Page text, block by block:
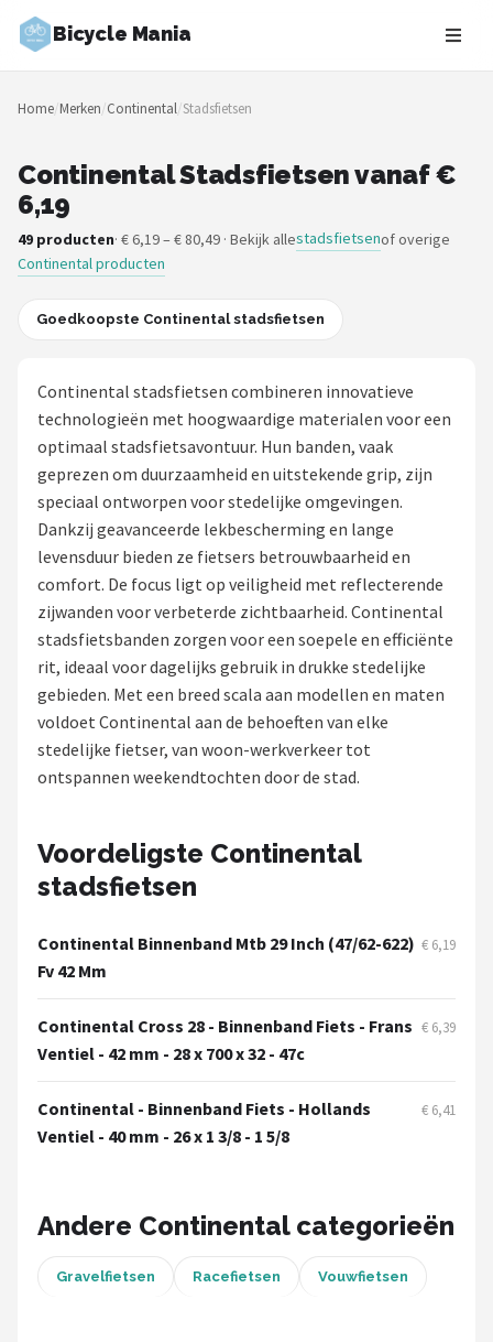
Bicycle Mania
Zoeken
NAVIGATIE
Merken
Blog
Fietsroutes
Stadsfietsen
Elektrische fietsen
Mountainbikes
Shop
POPULAIRE MERKEN
Basil
Volare
ABUS
New Looxs
BBB Cycling
Schwalbe
Voltano
Shimano
Alle merken →
Home/Merken/Continental/Stadsfietsen
Continental Stadsfietsen vanaf €
6,19
49 producten· € 6,19 – € 80,49 · Bekijk allestadsfietsenof overige
Continental producten
Goedkoopste Continental stadsfietsen
Continental stadsfietsen combineren innovatieve
technologieën met hoogwaardige materialen voor een
optimaal stadsfietsavontuur. Hun banden, vaak
geprezen om duurzaamheid en uitstekende grip, zijn
speciaal ontworpen voor stedelijke omgevingen.
Dankzij geavanceerde lekbescherming en lange
levensduur bieden ze fietsers betrouwbaarheid en
comfort. De focus ligt op veiligheid met reflecterende
zijwanden voor verbeterde zichtbaarheid. Continental
stadsfietsbanden zorgen voor een soepele en efficiënte
rit, ideaal voor dagelijks gebruik in drukke stedelijke
gebieden. Met een breed scala aan modellen en maten
voldoet Continental aan de behoeften van elke
stedelijke fietser, van woon-werkverkeer tot
ontspannen weekendtochten door de stad.
Voordeligste Continental
stadsfietsen
Continental Binnenband Mtb 29 Inch (47/62-622)
Fv 42 Mm
€ 6,19
Continental Cross 28 - Binnenband Fiets - Frans
Ventiel - 42 mm - 28 x 700 x 32 - 47c
€ 6,39
Continental - Binnenband Fiets - Hollands
Ventiel - 40 mm - 26 x 1 3/8 - 1 5/8
€ 6,41
Andere Continental categorieën
Gravelfietsen Racefietsen Vouwfietsen